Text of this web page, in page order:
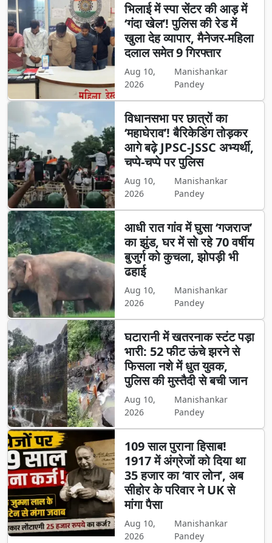
भिलाई में स्पा सेंटर की आड़ में
‘गंदा खेल’! पुलिस की रेड में
खुला देह व्यापार, मैनेजर-महिला
दलाल समेत 9 गिरफ्तार
Aug 10,
2026
Manishankar
Pandey
विधानसभा पर छात्रों का
‘महाघेराव’! बैरिकेडिंग तोड़कर
आगे बढ़े JPSC-JSSC अभ्यर्थी,
चप्पे-चप्पे पर पुलिस
Aug 10,
2026
Manishankar
Pandey
आधी रात गांव में घुसा ‘गजराज’
का झुंड, घर में सो रहे 70 वर्षीय
बुजुर्ग को कुचला, झोपड़ी भी
ढहाई
Aug 10,
2026
Manishankar
Pandey
घटारानी में खतरनाक स्टंट पड़ा
भारी: 52 फीट ऊंचे झरने से
फिसला नशे में धुत युवक,
पुलिस की मुस्तैदी से बची जान
Aug 10,
2026
Manishankar
Pandey
109 साल पुराना हिसाब!
1917 में अंग्रेजों को दिया था
35 हजार का ‘वार लोन’, अब
सीहोर के परिवार ने UK से
मांगा पैसा
Aug 10,
2026
Manishankar
Pandey